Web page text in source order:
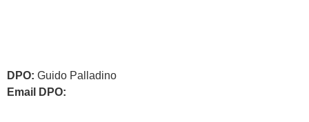
DPO: Guido Palladino
Email DPO: